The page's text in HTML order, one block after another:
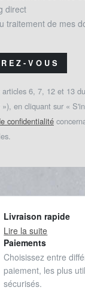
direct
traitement de mes
VOUS
6, 7, 12 et 13
en cliquant sur «
confidentialité
Livraison rapide
Lire la suite
Paiements
Choisissez entre
paiement, les plus
sécurisés.